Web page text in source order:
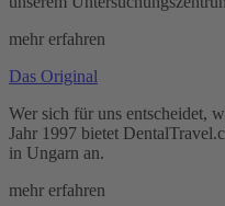
mehr erfahren
Das Original
Wer sich für uns entscheidet,
Jahr 1997 bietet
in Ungarn an.
mehr erfahren